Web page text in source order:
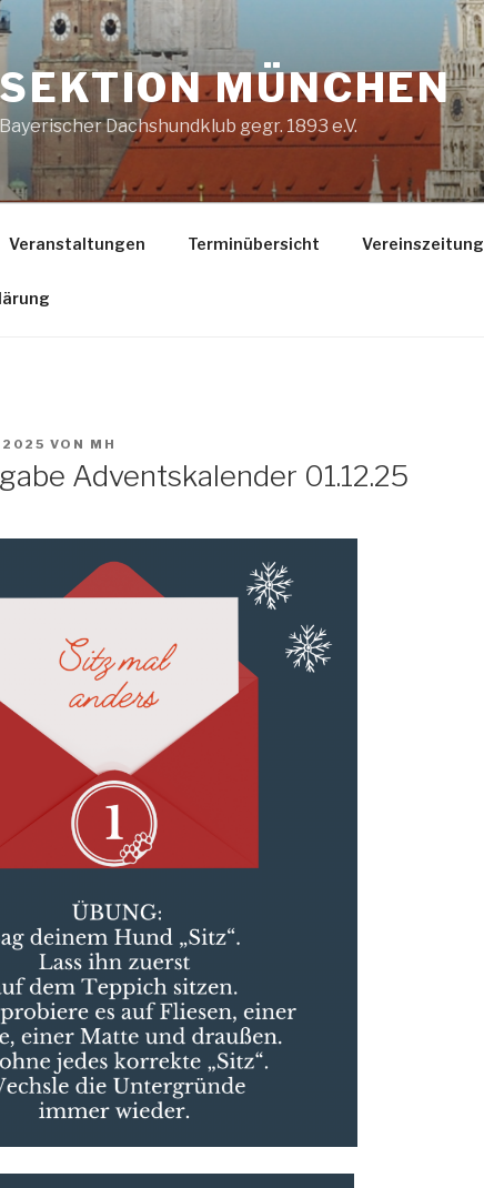
SEKTION MÜNCHEN
Bayerischer Dachshundklub gegr. 1893 e.V.
Veranstaltungen Terminübersicht Vereinszeitung
2025 VON MH
Adventskalender 01.12.25